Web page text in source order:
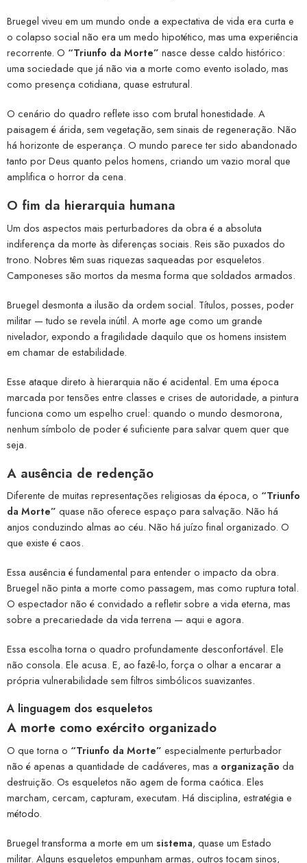
Bruegel viveu em um mundo onde a expectativa de vida era curta e
o colapso social não era um medo hipotético, mas uma experiência
recorrente. O “Triunfo da Morte” nasce desse caldo histórico:
uma sociedade que já não via a morte como evento isolado, mas
como presença cotidiana, quase estrutural.
O cenário do quadro reflete isso com brutal honestidade. A
paisagem é árida, sem vegetação, sem sinais de regeneração. Não
há horizonte de esperança. O mundo parece ter sido abandonado
tanto por Deus quanto pelos homens, criando um vazio moral que
amplifica o horror da cena.
O fim da hierarquia humana
Um dos aspectos mais perturbadores da obra é a absoluta
indiferença da morte às diferenças sociais. Reis são puxados do
trono. Nobres têm suas riquezas saqueadas por esqueletos.
Camponeses são mortos da mesma forma que soldados armados.
Bruegel desmonta a ilusão da ordem social. Títulos, posses, poder
militar — tudo se revela inútil. A morte age como um grande
nivelador, expondo a fragilidade daquilo que os homens insistem
em chamar de estabilidade.
Esse ataque direto à hierarquia não é acidental. Em uma época
marcada por tensões entre classes e crises de autoridade, a pintura
funciona como um espelho cruel: quando o mundo desmorona,
nenhum símbolo de poder é suficiente para salvar quem quer que
seja.
A ausência de redenção
Diferente de muitas representações religiosas da época, o “Triunfo
da Morte” quase não oferece espaço para salvação. Não há
anjos conduzindo almas ao céu. Não há juízo final organizado. O
que existe é caos.
Essa ausência é fundamental para entender o impacto da obra.
Bruegel não pinta a morte como passagem, mas como ruptura total.
O espectador não é convidado a refletir sobre a vida eterna, mas
sobre a precariedade da vida terrena — aqui e agora.
Essa escolha torna o quadro profundamente desconfortável. Ele
não consola. Ele acusa. E, ao fazê-lo, força o olhar a encarar a
própria vulnerabilidade sem filtros simbólicos suavizantes.
A linguagem dos esqueletos
A morte como exército organizado
O que torna o “Triunfo da Morte” especialmente perturbador
não é apenas a quantidade de cadáveres, mas a organização da
destruição. Os esqueletos não agem de forma caótica. Eles
marcham, cercam, capturam, executam. Há disciplina, estratégia e
método.
Bruegel transforma a morte em um sistema, quase um Estado
militar. Alguns esqueletos empunham armas, outros tocam sinos,